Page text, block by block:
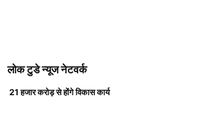
लोक टुडे न्यूज नेटवर्क
21 हजार करोड़ से होंगे विकास कार्य